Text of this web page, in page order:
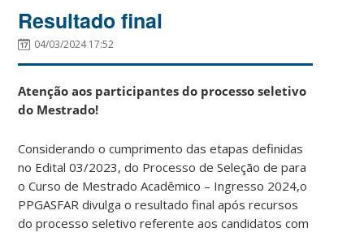
Resultado final
04/03/2024 17:52
Atenção aos participantes do processo seletivo
do Mestrado!
Considerando o cumprimento das etapas definidas
no Edital 03/2023, do Processo de Seleção de para
o Curso de Mestrado Acadêmico – Ingresso 2024,o
PPGASFAR divulga o resultado final após recursos
do processo seletivo referente aos candidatos com